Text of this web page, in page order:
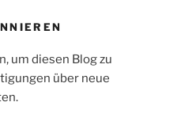
um diesen Blog zu
über neue